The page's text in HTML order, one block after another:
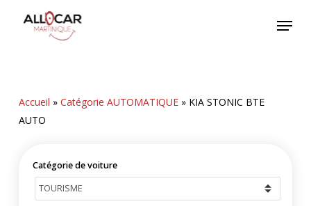
Menu
Accueil » Catégorie AUTOMATIQUE» KIA STONIC BTE
AUTO
Catégorie de voiture